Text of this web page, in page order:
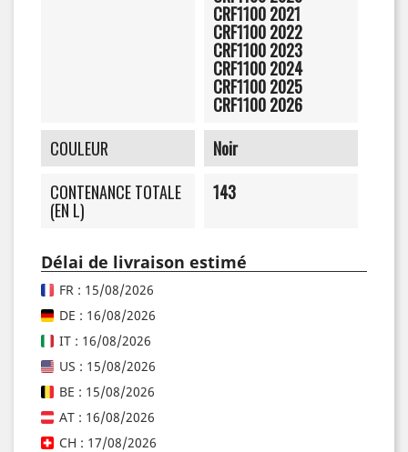
CRF1100 2021
CRF1100 2022
CRF1100 2023
CRF1100 2024
CRF1100 2025
CRF1100 2026
COULEUR
Noir
CONTENANCE TOTALE
(EN L)
143
Délai de livraison estimé
FR : 15/08/2026
DE : 16/08/2026
IT : 16/08/2026
US : 15/08/2026
BE : 15/08/2026
AT : 16/08/2026
CH : 17/08/2026